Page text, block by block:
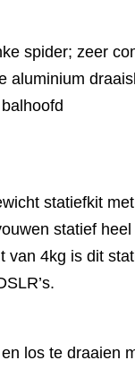
spider; zeer
aluminium
statiefkit
statief
van 4kg is dit
los te draaien